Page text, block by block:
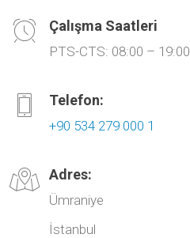
Çalışma Saatleri
PTS-CTS: 08:00 – 19:00
Telefon:
+90 534 279 000 1
Adres:
Ümraniye
İstanbul